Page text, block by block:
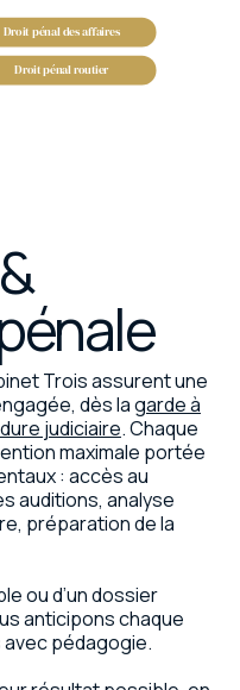
Droit pénal des affaires
Droit pénal routier
Trois assurent une
dès lagarde à
judiciaire. Chaque
maximale portée
: accès au
auditions, analyse
préparation de la
ou d’un dossier
anticipons chaque
pédagogie.